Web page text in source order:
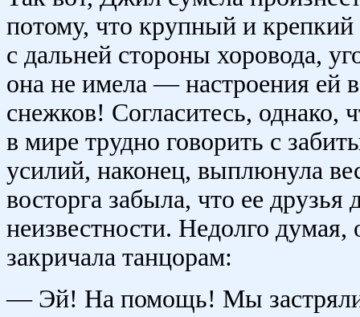
потому, что крупный и
с дальней стороны хоровода,
она не имела — настроения ей
снежков! Согласитесь, однако,
в мире трудно говорить с
усилий, наконец, выплюнула
восторга забыла, что ее
неизвестности. Недолго
закричала танцорам:
— Эй! На помощь! Мы застряли